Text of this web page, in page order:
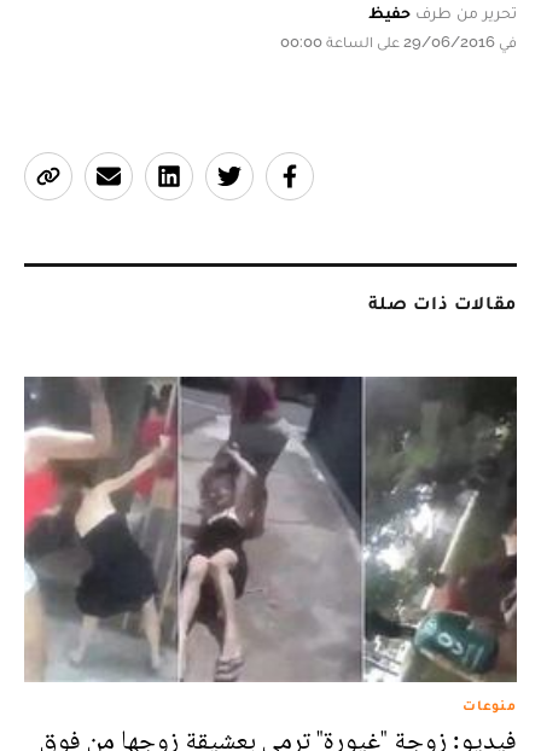
تحرير من طرف حفيظ
في 29/06/2016 على الساعة 00:00
مقالات ذات صلة
منوعات
فيديو: زوجة "غيورة" ترمي بعشيقة زوجها من فوق